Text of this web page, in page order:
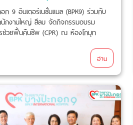
ก 9 อินเตอร์เนชั่นแนล (BPK9) ร่วมกับ
นักงานใหญ่ สีลม จัดกิจกรรมอบรม
ช่วยฟื้นคืนชีพ (CPR) ณ ห้องโกมุท
อ่าน